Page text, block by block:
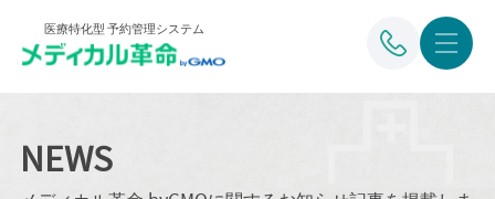
医療特化型 予約管理システム
NEWS